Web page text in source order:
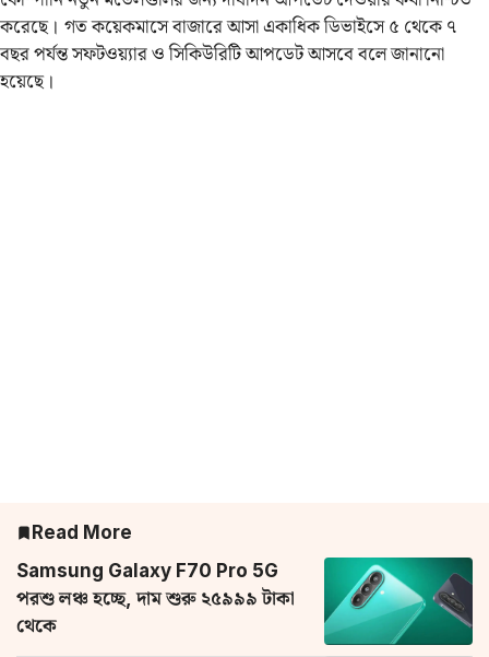
করেছে। গত কয়েকমাসে বাজারে আসা একাধিক ডিভাইসে ৫ থেকে ৭
বছর পর্যন্ত সফটওয়্যার ও সিকিউরিটি আপডেট আসবে বলে জানানো
হয়েছে।
Read More
Samsung Galaxy F70 Pro 5G
পরশু লঞ্চ হচ্ছে, দাম শুরু ২৫৯৯৯ টাকা
থেকে